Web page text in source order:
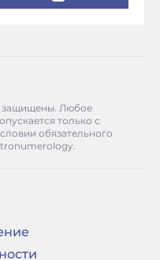
защищены. Любое
только с
обязательного